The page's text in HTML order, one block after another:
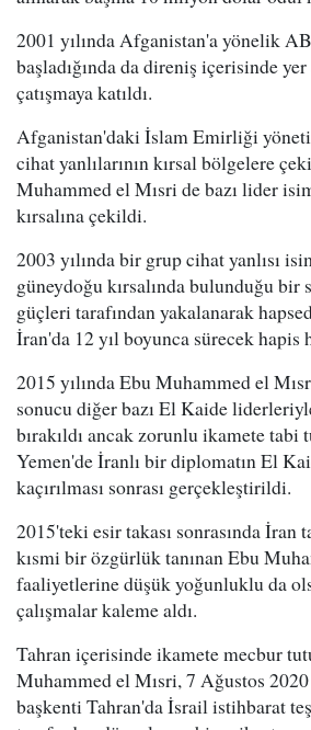
2001 yılında Afganistan'a yönelik
başladığında da direniş içerisinde
çatışmaya katıldı.
Afganistan'daki İslam Emirliği
cihat yanlılarının kırsal bölgelere
Muhammed el Mısri de bazı lider
kırsalına çekildi.
2003 yılında bir grup cihat yanlısı
güneydoğu kırsalında bulunduğu bir
güçleri tarafından yakalanarak
İran'da 12 yıl boyunca sürecek hapis
2015 yılında Ebu Muhammed el
sonucu diğer bazı El Kaide
bırakıldı ancak zorunlu ikamete tabi
Yemen'de İranlı bir diplomatın El
kaçırılması sonrası gerçekleştirildi.
2015'teki esir takası sonrasında İran
kısmi bir özgürlük tanınan Ebu
faaliyetlerine düşük yoğunluklu da
çalışmalar kaleme aldı.
Tahran içerisinde ikamete mecbur
Muhammed el Mısri, 7 Ağustos
başkenti Tahran'da İsrail istihbarat